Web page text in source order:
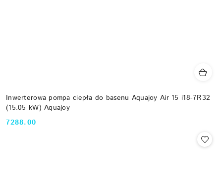
Inwerterowa pompa ciepła do basenu Aquajoy Air 15 i18-7R32
(15.05 kW) Aquajoy
Cena:
7288.00